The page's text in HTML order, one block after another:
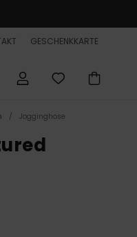
GESCHENKKARTE
Jogginghose